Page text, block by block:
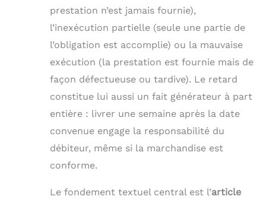
prestation n’est jamais fournie),
l’inexécution partielle (seule une partie de
l’obligation est accomplie) ou la mauvaise
exécution (la prestation est fournie mais de
façon défectueuse ou tardive). Le retard
constitue lui aussi un fait générateur à part
entière : livrer une semaine après la date
convenue engage la responsabilité du
débiteur, même si la marchandise est
conforme.
Le fondement textuel central est l’article